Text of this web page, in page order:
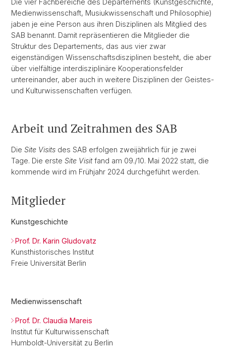
Die vier Fachbereiche des Departements (Kunstgeschichte,
Medienwissenschaft, Musiukwissenschaft und Philosophie)
jaben je eine Person aus ihren Disziplinen als Mitglied des
SAB benannt. Damit repräsentieren die Mitglieder die
Struktur des Departements, das aus vier zwar
eigenständigen Wissenschaftsdisziplinen besteht, die aber
über vielfältige interdisziplinäre Kooperationsfelder
untereinander, aber auch in weitere Disziplinen der Geistes-
und Kulturwissenschaften verfügen.
Arbeit und Zeitrahmen des SAB
Die Site Visits des SAB erfolgen zweijährlich für je zwei
Tage. Die erste Site Visitfand am 09./10. Mai 2022 statt, die
kommende wird im Frühjahr 2024 durchgeführt werden.
Mitglieder
Kunstgeschichte
Prof. Dr. Karin Gludovatz
Kunsthistorisches Institut
Freie Universität Berlin
Medienwissenschaft
Prof. Dr. Claudia Mareis
Institut für Kulturwissenschaft
Humboldt-Universität zu Berlin